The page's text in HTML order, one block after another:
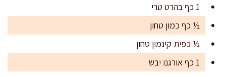
1 כף בהרט טרי
½ כף כמון טחון
½ כפית קינמון טחון
1 כף אורגנו יבש